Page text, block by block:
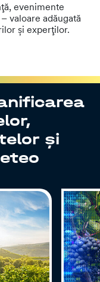
evenimente
valoare adăugată
și experților.
și